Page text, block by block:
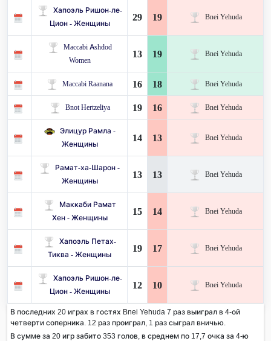
Хапоэль Ришон-ле-
Цион - Женщины
29 19 Bnei Yehuda
Maccabi Ashdod
Women
13 19 Bnei Yehuda
Maccabi Raanana 16 18 Bnei Yehuda
Bnot Hertzeliya 19 16 Bnei Yehuda
Элицур Рамла -
Женщины
14 13 Bnei Yehuda
Рамат-ха-Шарон -
Женщины
13 13 Bnei Yehuda
Маккаби Рамат
Хен - Женщины
15 14 Bnei Yehuda
Хапоэль Петах-
Тиква - Женщины
19 17 Bnei Yehuda
Хапоэль Ришон-ле-
Цион - Женщины
12 10 Bnei Yehuda
В последних 20 играх в гостях Bnei Yehuda 7 раз выиграл в 4-ой
четверти соперника. 12 раз проиграл, 1 раз сыграл вничью.
В сумме за 20 игр забито 353 голов, в среднем по 17,7 очка за 4-ю